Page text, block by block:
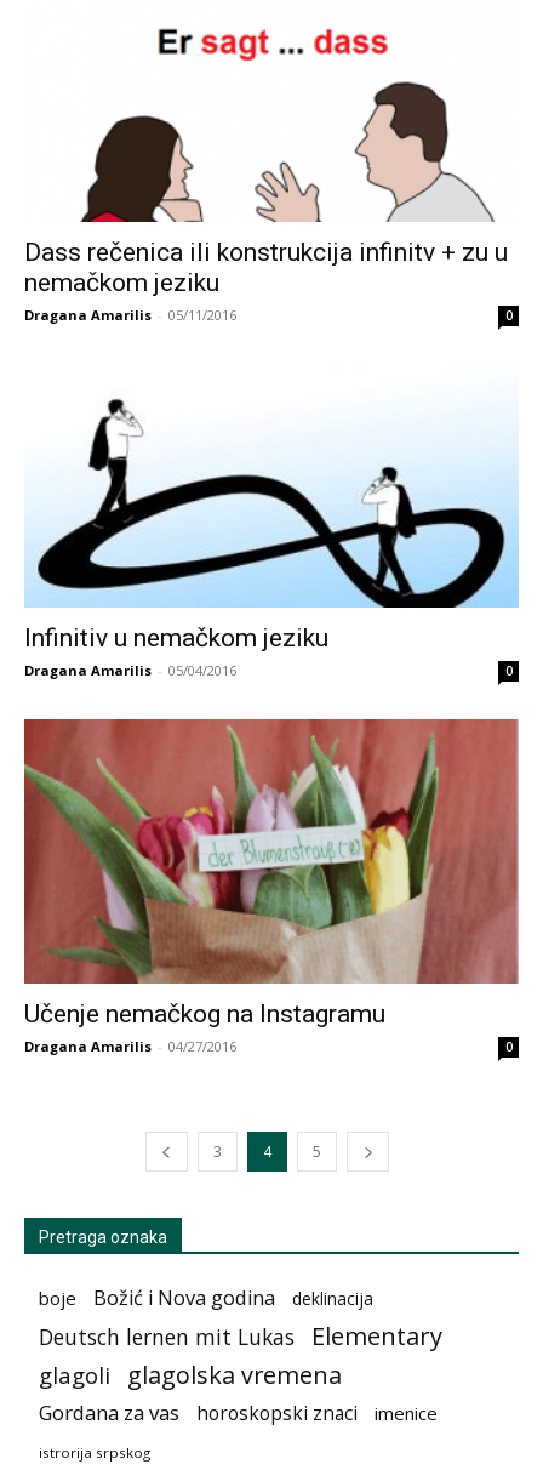
Dass rečenica ili konstrukcija infinitv + zu u
nemačkom jeziku
Dragana Amarilis - 05/11/2016 0
Infinitiv u nemačkom jeziku
Dragana Amarilis - 05/04/2016 0
Učenje nemačkog na Instagramu
Dragana Amarilis - 04/27/2016 0
3 4 5
Pretraga oznaka
boje Božić i Nova godina deklinacija
Deutsch lernen mit Lukas Elementary
glagoli glagolska vremena
Gordana za vas horoskopski znaci imenice
istrorija srpskog